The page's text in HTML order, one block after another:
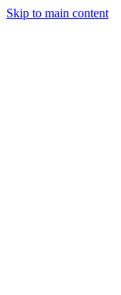
Skip to main content